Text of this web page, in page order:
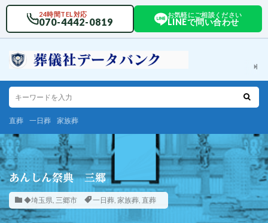
24時間TEL対応
070-4442-0819
お気軽にご相談ください
LINEで問い合わせ
直葬 一日葬 家族葬
あんしん祭典 三郷
◆埼玉県, 三郷市 一日葬, 家族葬, 直葬